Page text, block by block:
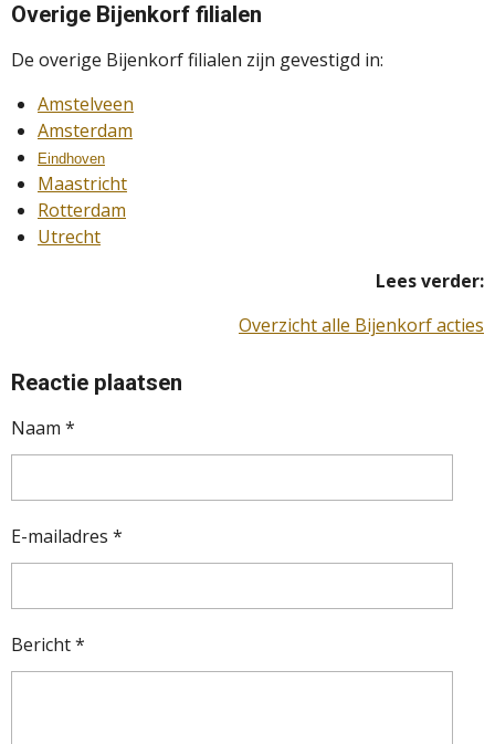
Overige Bijenkorf filialen
De overige Bijenkorf filialen zijn gevestigd in:
Amstelveen
Amsterdam
Eindhoven
Maastricht
Rotterdam
Utrecht
Lees verder:
Overzicht alle Bijenkorf acties
Reactie plaatsen
Naam *
E-mailadres *
Bericht *